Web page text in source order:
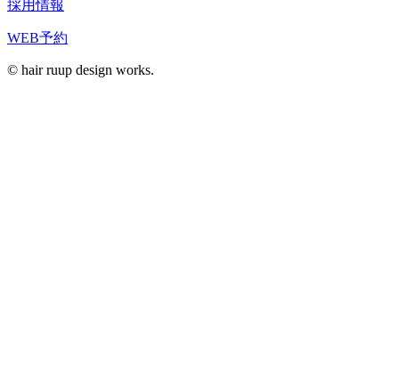
採用情報
WEB予約
© hair ruup design works.